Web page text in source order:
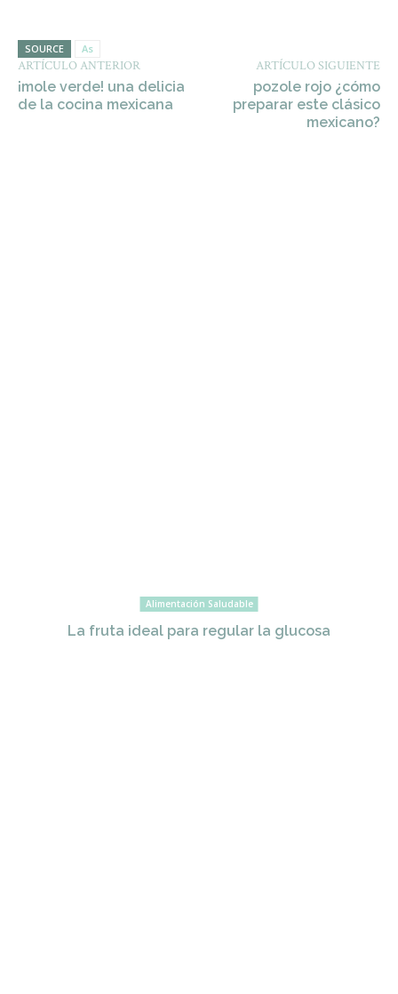
SOURCE As
ARTÍCULO ANTERIOR
¡mole verde! una delicia
de la cocina mexicana
ARTÍCULO SIGUIENTE
pozole rojo ¿cómo
preparar este clásico
mexicano?
Alimentación Saludable
La fruta ideal para regular la glucosa